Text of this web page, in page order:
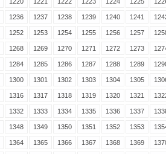
1236 1237 1238 1239 1240 1241
1252 1253 1254 1255 1256 1257
1268 1269 1270 1271 1272 1273
1284 1285 1286 1287 1288 1289
1300 1301 1302 1303 1304 1305
1316 1317 1318 1319 1320 1321
1332 1333 1334 1335 1336 1337
1348 1349 1350 1351 1352 1353
1364 1365 1366 1367 1368 1369